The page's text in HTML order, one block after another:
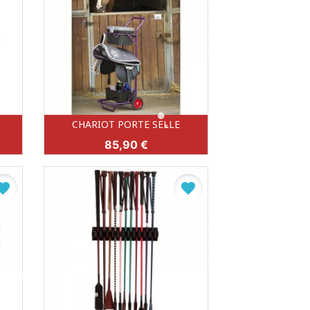
Aperçu rapide
NOIR (002)
BORDEAUX (033)
CHARIOT PORTE SELLE
Prix
85,90 €
favorite